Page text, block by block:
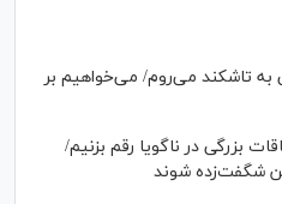
مدال طلایی به تاشکند می‌روم/ می‌خواهیم بر
بزرگی در ناگویا رقم بزنیم/
شگفت‌زده شوند